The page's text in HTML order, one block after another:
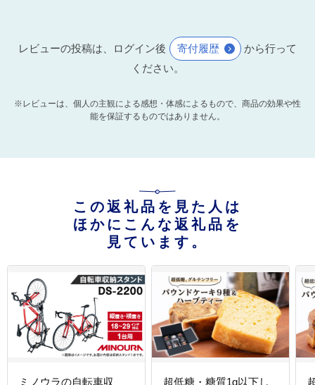
レビューの投稿は、ログイン後 寄付履歴
から行って
ください。
※レビューは、個人の主観による感想・体感によるもので、商品の効果や性
能を保証するものではありません。
この返礼品を見た人は
ほかにこんな返礼品を
見ています。
ミノウラの自転車収
超低糖・糖質1g以下し